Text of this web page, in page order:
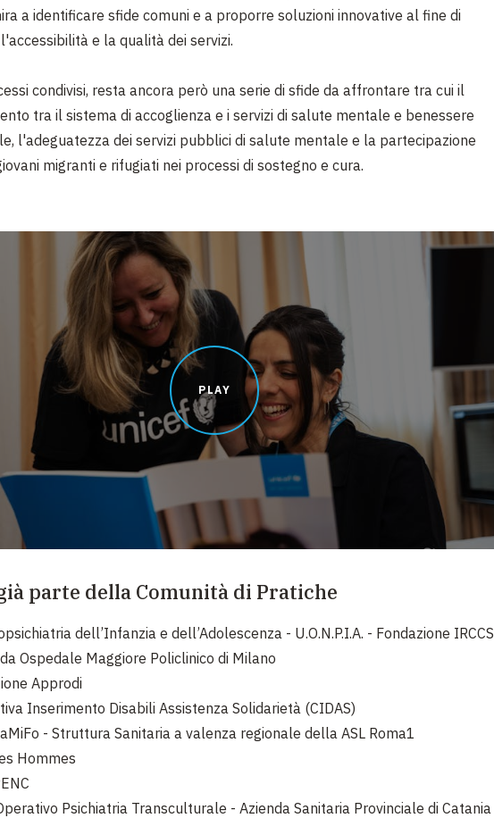
a identificare sfide comuni e a proporre soluzioni innovative al fine di
e la qualità dei servizi.
condivisi, resta ancora però una serie di sfide da affrontare tra cui il
tra il sistema di accoglienza e i servizi di salute mentale e benessere
l'adeguatezza dei servizi pubblici di salute mentale e la partecipazione
migranti e rifugiati nei processi di sostegno e cura.
PLAY
parte della Comunità di Pratiche
dell’Infanzia e dell’Adolescenza - U.O.N.P.I.A. - Fondazione IRCCS
Ospedale Maggiore Policlinico di Milano
Approdi
Inserimento Disabili Assistenza Solidarietà (CIDAS)
- Struttura Sanitaria a valenza regionale della ASL Roma1
Hommes
Psichiatria Transculturale - Azienda Sanitaria Provinciale di Catania